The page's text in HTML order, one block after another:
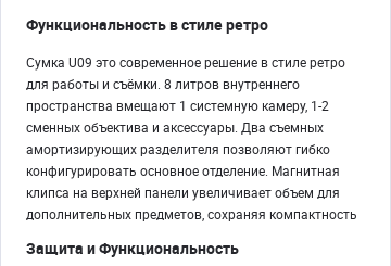
Функциональность в стиле ретро
Сумка U09 это современное решение в стиле ретро
для работы и съёмки. 8 литров внутреннего
пространства вмещают 1 системную камеру, 1-2
сменных объектива и аксессуары. Два съемных
амортизирующих разделителя позволяют гибко
конфигурировать основное отделение. Магнитная
клипса на верхней панели увеличивает объем для
дополнительных предметов, сохраняя компактность
Защита и Функциональность